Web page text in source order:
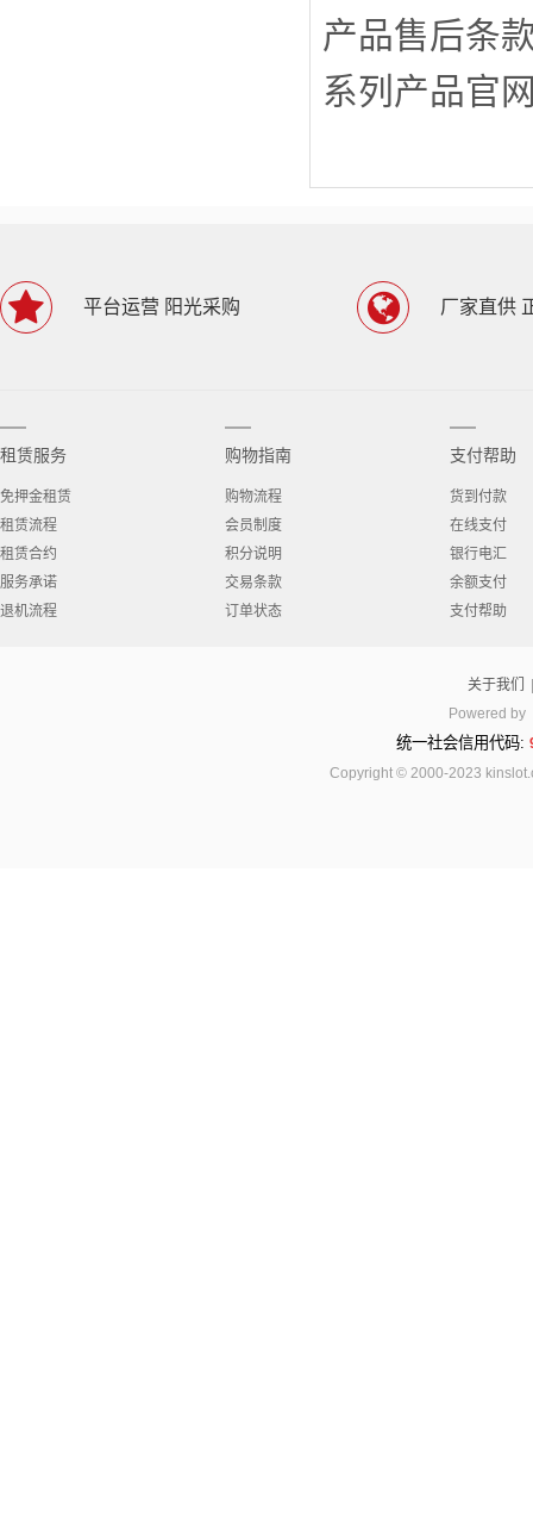
产品售后条
系列产品官
平台运营 阳光采购 厂家直供
租赁服务
免押金租赁
租赁流程
租赁合约
服务承诺
退机流程
购物指南
购物流程
会员制度
积分说明
交易条款
订单状态
支付帮助
货到付款
在线支付
银行电汇
余额支付
支付帮助
关于我们
Powered by
统一社会信用代码:
Copyright © 2000-2023